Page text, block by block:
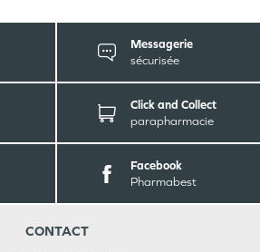
Messagerie
sécurisée
Click and Collect
parapharmacie
Facebook
Pharmabest
CONTACT